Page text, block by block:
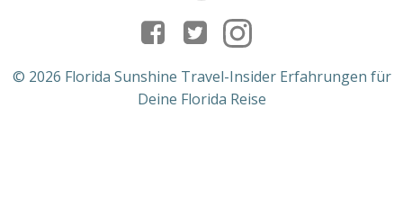
© 2026 Florida Sunshine Travel-Insider Erfahrungen für
Deine Florida Reise